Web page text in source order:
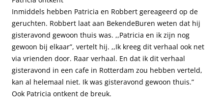
Inmiddels hebben Patricia en Robbert gereageerd op de
geruchten. Robbert laat aan BekendeBuren weten dat hij
gisteravond gewoon thuis was. ,,Patricia en ik zijn nog
gewoon bij elkaar”, vertelt hij. ,,Ik kreeg dit verhaal ook net
via vrienden door. Raar verhaal. En dat ik dit verhaal
gisteravond in een cafe in Rotterdam zou hebben verteld,
kan al helemaal niet. Ik was gisteravond gewoon thuis.”
Ook Patricia ontkent de breuk.